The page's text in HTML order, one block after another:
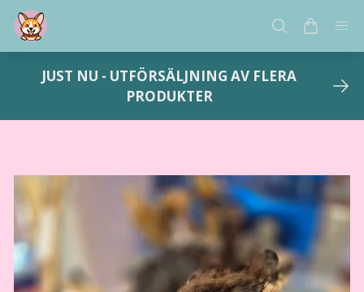
JUST NU - UTFÖRSÄLJNING AV FLERA
PRODUKTER